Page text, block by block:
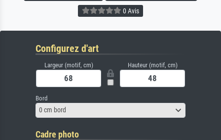
0 Avis
Configurez d'art
Largeur (motif, cm) Hauteur (motif, cm)
Bord
0 cm bord
Cadre photo